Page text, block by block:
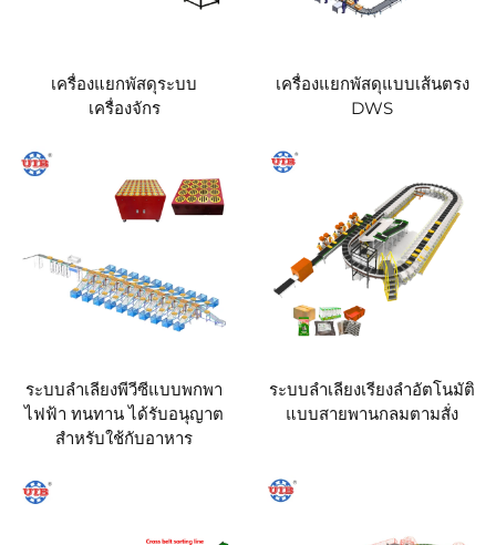
เครื่องแยกพัสดุระบบ
เครื่องจักร
เครื่องแยกพัสดุแบบเส้นตรง
DWS
ระบบลำเลียงพีวีซีแบบพกพา
ไฟฟ้า ทนทาน ได้รับอนุญาต
สำหรับใช้กับอาหาร
ระบบลำเลียงเรียงลำอัตโนมัติ
แบบสายพานกลมตามสั่ง